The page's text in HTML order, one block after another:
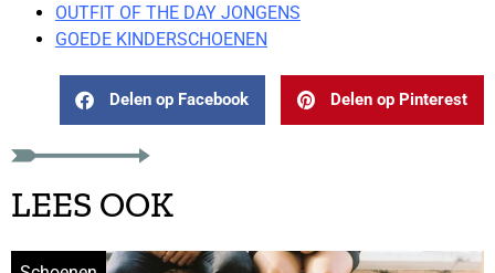
OUTFIT OF THE DAY JONGENS
GOEDE KINDERSCHOENEN
Delen op Facebook Delen op Pinterest
LEES OOK